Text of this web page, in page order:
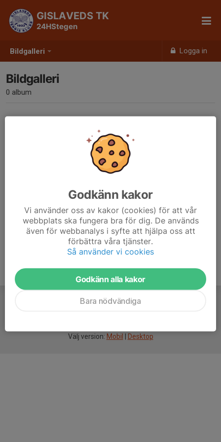
Bildgalleri Logga in
GISLAVEDS TK
24HStegen
Bildgalleri
0 album
Inga album skapade
Välj version: Mobil Desktop
Godkänn kakor
Vi använder oss av kakor (cookies) för att vår
webbplats ska fungera bra för dig. De används
även för webbanalys i syfte att hjälpa oss att
förbättra våra tjänster.
Så använder vi cookies
Godkänn alla kakor
Bara nödvändiga